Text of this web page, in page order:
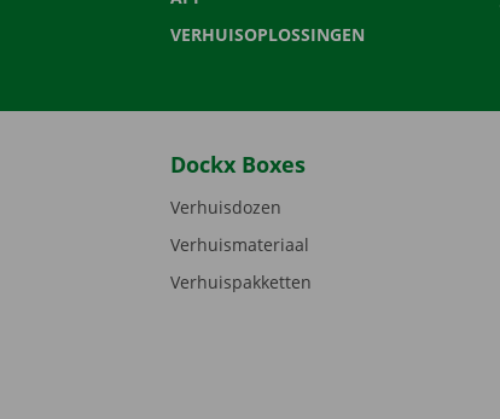
VERHUISOPLOSSINGEN
Dockx Boxes
Verhuisdozen
Verhuismateriaal
Verhuispakketten